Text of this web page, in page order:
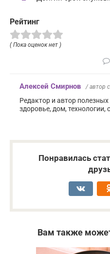
Рейтинг
( Пока оценок нет )
Алексей Смирнов / автор
Редактор и автор
здоровье, дом, технологии,
Понравилась
Вам также